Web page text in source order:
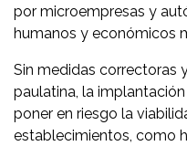
por microempresas y
humanos y económicos
Sin medidas correctoras
paulatina, la
poner en riesgo la
establecimientos, como